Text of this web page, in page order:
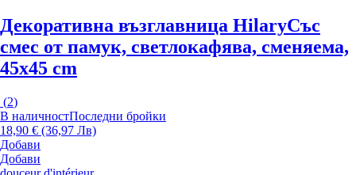
Декоративна възглавница HilaryСъс
смес от памук, светлокафява, сменяема,
45x45 cm
(2)
В наличностПоследни бройки
18,90 € (36,97 Лв)
Добави
Добави